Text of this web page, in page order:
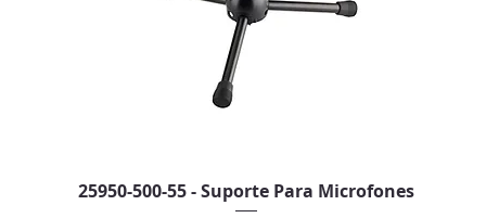
25950-500-55 - Suporte Para Microfones